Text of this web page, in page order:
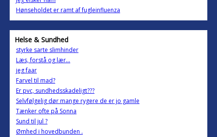
Hønseholdet er ramt af fugleinfluenza
Helse & Sundhed
styrke sarte slimhinder
Læs, forstå og lær...
jeg faar
Farvel til mad?
Er pvc, sundhedsskadeligt???
Selvfølgelig dør mange rygere de er jo gamle
Tænker ofte på Sonna
Sund til jul ?
Ømhed i hovedbunden .